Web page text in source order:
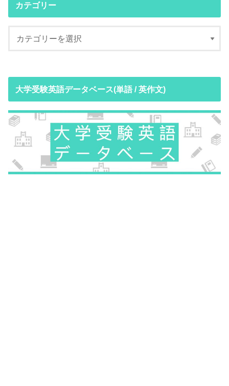
カテゴリー
大学受験英語データベース(単語 / 英作文)